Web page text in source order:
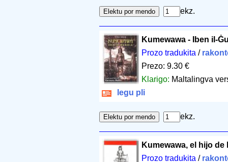
ekz.
Kumewawa - Iben il-
Prozo tradukita /
Prezo: 9.30 €
Klarigo: Maltalingva
legu pli
ekz.
Kumewawa, el hijo de
Prozo tradukita /